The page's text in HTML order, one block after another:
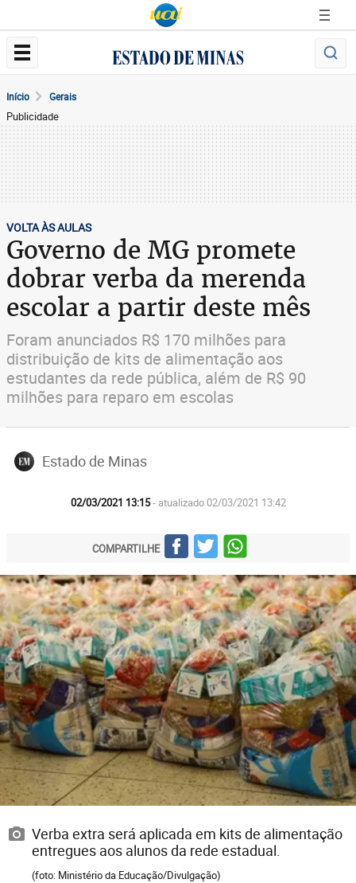
Início Gerais
Publicidade
VOLTA ÀS AULAS
Governo de MG promete
dobrar verba da merenda
escolar a partir deste mês
Foram anunciados R$ 170 milhões para
distribuição de kits de alimentação aos
estudantes da rede pública, além de R$ 90
milhões para reparo em escolas
Estado de Minas
02/03/2021 13:15- atualizado 02/03/2021 13:42
COMPARTILHE
Verba extra será aplicada em kits de alimentação
entregues aos alunos da rede estadual.
(foto: Ministério da Educação/Divulgação)